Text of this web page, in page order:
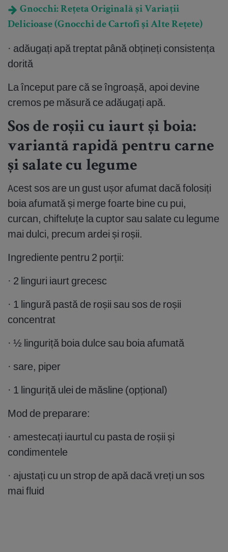
Gnocchi: Rețeta Originală și Variații
Delicioase (Gnocchi de Cartofi și Alte Rețete)
· adăugați apă treptat până obțineți consistența
dorită
La început pare că se îngroașă, apoi devine
cremos pe măsură ce adăugați apă.
Sos de roșii cu iaurt și boia:
variantă rapidă pentru carne
și salate cu legume
Acest sos are un gust ușor afumat dacă folosiți
boia afumată și merge foarte bine cu pui,
curcan, chifteluțe la cuptor sau salate cu legume
mai dulci, precum ardei și roșii.
Ingrediente pentru 2 porții:
· 2 linguri iaurt grecesc
· 1 lingură pastă de roșii sau sos de roșii
concentrat
· ½ linguriță boia dulce sau boia afumată
· sare, piper
· 1 linguriță ulei de măsline (opțional)
Mod de preparare:
· amestecați iaurtul cu pasta de roșii și
condimentele
· ajustați cu un strop de apă dacă vreți un sos
mai fluid